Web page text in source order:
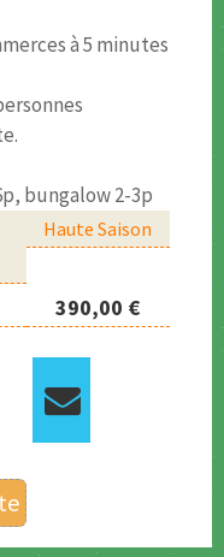
à 5 minutes
bungalow 2-3p
Haute Saison
390,00 €